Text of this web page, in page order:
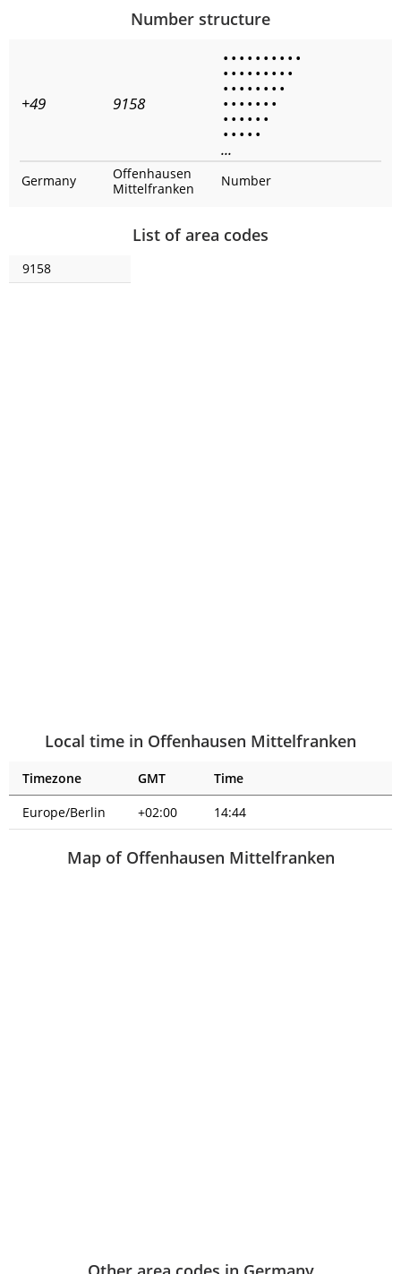
Number structure
+49 9158
• • • • • • • • • •
• • • • • • • • •
• • • • • • • •
• • • • • • •
• • • • • •
• • • • •
...
Germany
Offenhausen
Mittelfranken
Number
List of area codes
9158
Local time in Offenhausen Mittelfranken
Timezone GMT
Time
Europe/Berlin
+02:00 14:44
Map of Offenhausen Mittelfranken